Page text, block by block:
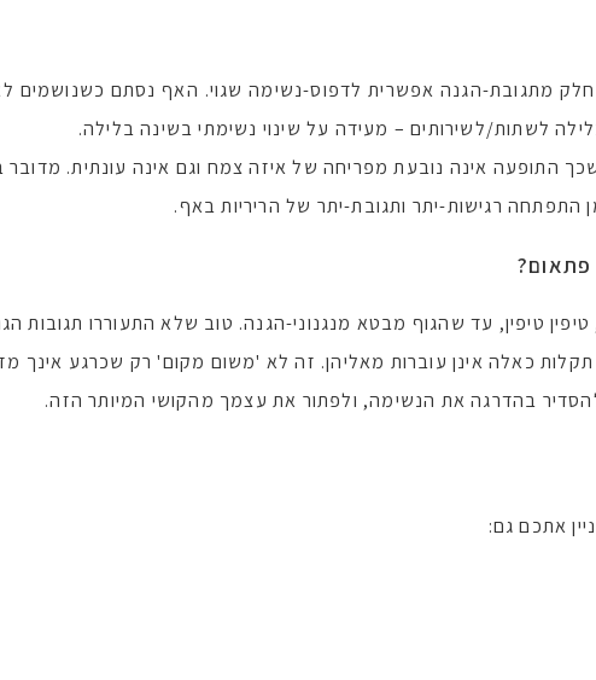
מתגובת-הגנה אפשרית לדפוס-נשימה שגוי. האף נסתם כשנושמים לא
לשתות/לשירותים – מעידה על שינוי נשימתי בשינה בלילה.
התופעה אינה נובעת מפריחה של איזה צמח וגם אינה עונתית.
התפתחה רגישות-יתר ותגובת-יתר של הריריות באף.
טיפין, עד שהגוף מבטא מנגנוני-הגנה. טוב שלא התעוררו תגובות
כאלה אינן עוברות מאליהן. זה לא 'משום מקום' רק שכרגע
בהדרגה את הנשימה, ולפתור את עצמך מהקושי המיותר הזה.
אתכם גם: